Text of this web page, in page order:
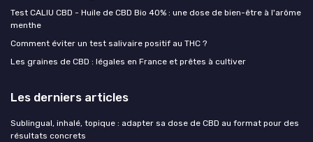
Test CALIU CBD - Huile de CBD Bio 40% : une dose de bien-être à l'arôme
menthe
Comment éviter un test salivaire positif au THC ?
Les graines de CBD : légales en France et prêtes à cultiver
Les derniers articles
Sublingual, inhalé, topique : adapter sa dose de CBD au format pour des
résultats concrets